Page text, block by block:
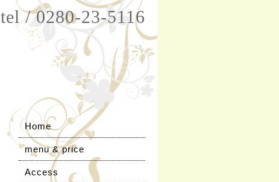
tel / 0280-23-5116
Home
menu & price
Access